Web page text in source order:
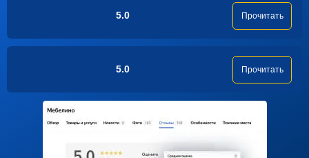
5.0 Прочитать
5.0 Прочитать